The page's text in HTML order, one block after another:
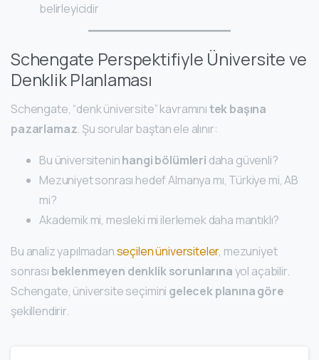
belirleyicidir
Schengate Perspektifiyle Üniversite ve
Denklik Planlaması
Schengate, “denk üniversite” kavramınıtek başına
pazarlamaz. Şu sorular baştan ele alınır:
Bu üniversiteninhangi bölümleri daha güvenli?
Mezuniyet sonrası hedef Almanya mı, Türkiye mi, AB
mi?
Akademik mi, mesleki mi ilerlemek daha mantıklı?
Bu analiz yapılmadanseçilen üniversiteler, mezuniyet
sonrası beklenmeyen denklik sorunlarınayol açabilir.
Schengate, üniversite seçimini gelecek planına göre
şekillendirir.